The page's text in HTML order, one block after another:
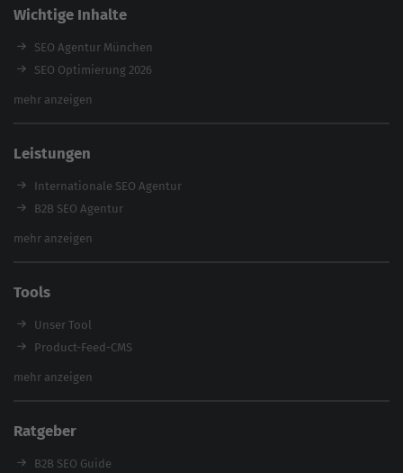
Wichtige Inhalte
SEO Agentur München
SEO Optimierung 2026
Backlink-Audit 2026
Referenzen
E-Books
Magazin
mehr anzeigen
Leistungen
Internationale SEO Agentur
B2B SEO Agentur
Inhouse SEO Agentur
Enterprise SEO Agentur
Workshops
mehr anzeigen
Tools
Unser Tool
Product-Feed-CMS
Website Analyse
Backlink-Check
Ladezeiten-Check
mehr anzeigen
Ratgeber
B2B SEO Guide